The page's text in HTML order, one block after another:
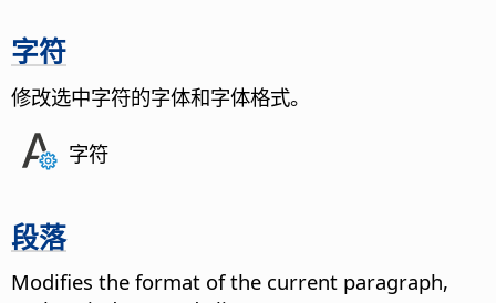
字符
修改选中字符的字体和字体格式。
字符
段落
Modifies the format of the current paragraph,